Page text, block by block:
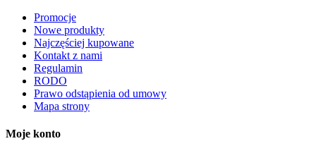
Promocje
Nowe produkty
Najczęściej kupowane
Kontakt z nami
Regulamin
RODO
Prawo odstąpienia od umowy
Mapa strony
Moje konto